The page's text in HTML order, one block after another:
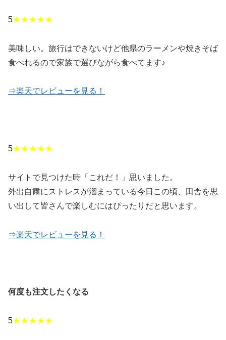
5★★★★★
美味しい。旅行はできないけど他県のラーメンや焼きそば
食べれるので家族で選びながら食べてます♪
⇒楽天でレビューを見る！
5★★★★★
サイトで見つけた時「これだ！」思いました。
外出自粛にストレスが溜まっている今日この頃、田舎を思
い出して皆さんで楽しむにはぴったりだと思います。
⇒楽天でレビューを見る！
何度も注文したくなる
5★★★★★